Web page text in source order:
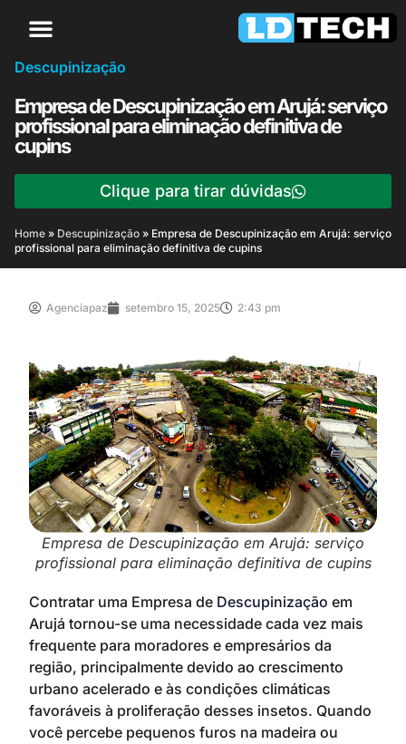
Descupinização
Empresa de Descupinização em Arujá: serviço
profissional para eliminação definitiva de
cupins
Clique para tirar dúvidas
Home » Descupinização » Empresa de Descupinização em Arujá: serviço
profissional para eliminação definitiva de cupins
Agenciapaz setembro 15, 2025 2:43 pm
Empresa de Descupinização em Arujá: serviço
profissional para eliminação definitiva de cupins
Contratar uma Empresa de Descupinização em
Arujá tornou-se uma necessidade cada vez mais
frequente para moradores e empresários da
região, principalmente devido ao crescimento
urbano acelerado e às condições climáticas
favoráveis à proliferação desses insetos. Quando
você percebe pequenos furos na madeira ou